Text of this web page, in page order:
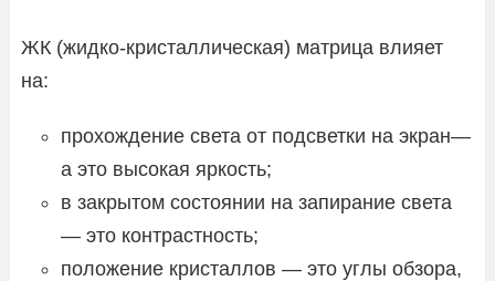
ЖК (жидко-кристаллическая) матрица влияет
на:
прохождение света от подсветки на экран—
а это высокая яркость;
в закрытом состоянии на запирание света
— это контрастность;
положение кристаллов — это углы обзора,